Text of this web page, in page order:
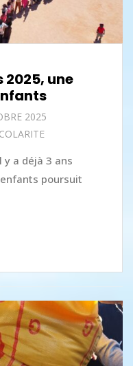
2025, une
2025
a déjà 3 ans
poursuit